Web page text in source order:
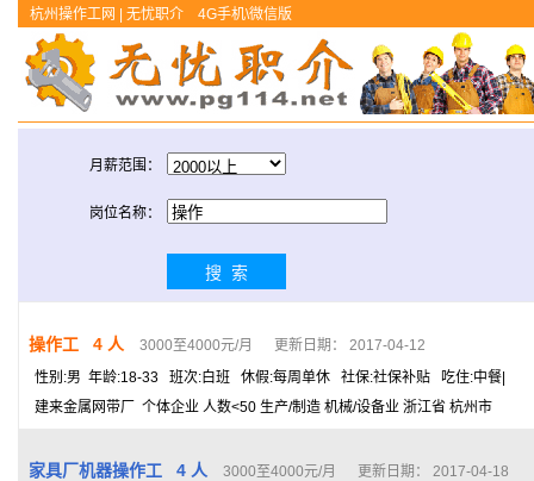
杭州操作工网 | 无忧职介 4G手机\微信版
月薪范围：
岗位名称：
操作工 4 人
3000至4000元/月 更新日期： 2017-04-12
性别:男 年龄:18-33 班次:白班 休假:每周单休 社保:社保补贴 吃住:中餐|
建来金属网带厂 个体企业 人数<50 生产/制造 机械/设备业 浙江省 杭州市
家具厂机器操作工 4 人
3000至4000元/月 更新日期： 2017-04-18